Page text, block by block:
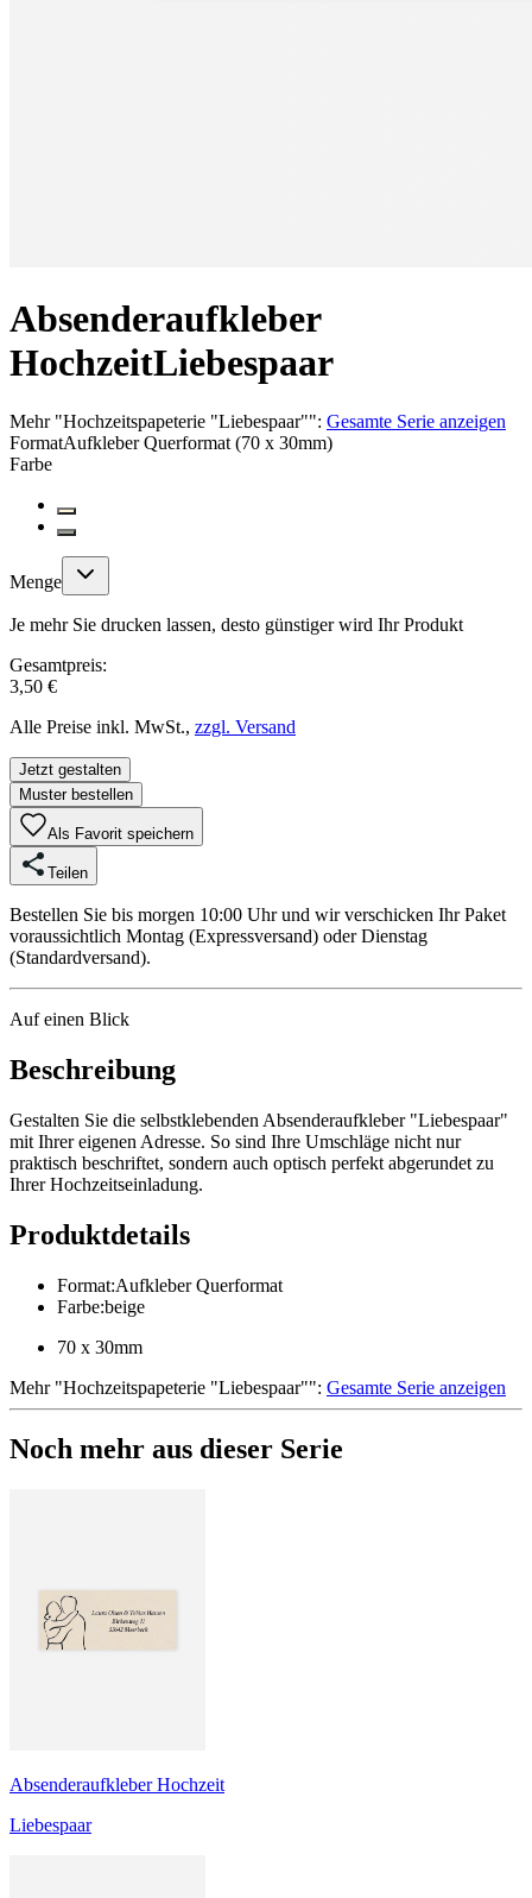
Absenderaufkleber
HochzeitLiebespaar
Mehr"Hochzeitspapeterie "Liebespaar"": Gesamte Serie anzeigen
FormatAufkleber Querformat (70 x 30mm)
Farbe
Menge
Je mehr Sie drucken lassen, desto günstiger wird Ihr Produkt
Gesamtpreis:
3,50 €
Alle Preise inkl. MwSt., zzgl. Versand
Jetzt gestalten
Muster bestellen
Als Favorit speichern
Teilen
Bestellen Sie bis morgen 10:00 Uhr und wir verschicken Ihr Paket
voraussichtlich Montag (Expressversand) oder Dienstag
(Standardversand).
Auf einen Blick
Beschreibung
Gestalten Sie die selbstklebenden Absenderaufkleber "Liebespaar"
mit Ihrer eigenen Adresse. So sind Ihre Umschläge nicht nur
praktisch beschriftet, sondern auch optisch perfekt abgerundet zu
Ihrer Hochzeitseinladung.
Produktdetails
Format:Aufkleber Querformat
Farbe:beige
70 x 30mm
Mehr"Hochzeitspapeterie "Liebespaar"": Gesamte Serie anzeigen
Noch mehr aus dieser Serie
Absenderaufkleber Hochzeit
Liebespaar